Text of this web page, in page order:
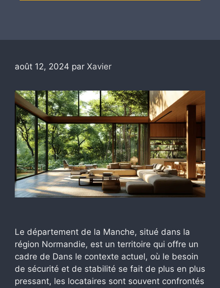
août 12, 2024 par Xavier
Le département de la Manche, situé dans la
région Normandie, est un territoire qui offre un
cadre de Dans le contexte actuel, où le besoin
de sécurité et de stabilité se fait de plus en plus
pressant, les locataires sont souvent confrontés